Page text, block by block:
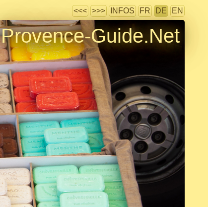
<<< >>> INFOS FR DE EN
Provence-Guide.Net